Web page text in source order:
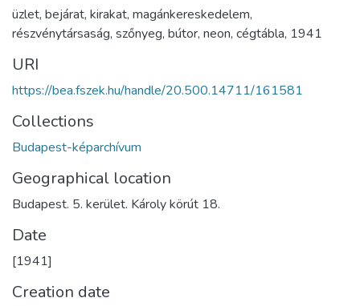
üzlet, bejárat, kirakat, magánkereskedelem,
részvénytársaság, szőnyeg, bútor, neon, cégtábla, 1941
URI
https://bea.fszek.hu/handle/20.500.14711/161581
Collections
Budapest-képarchívum
Geographical location
Budapest. 5. kerület. Károly körút 18.
Date
[1941]
Creation date